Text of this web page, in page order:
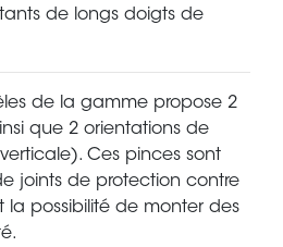
de longs doigts de
de la gamme propose 2
que 2 orientations de
Ces pinces sont
joints de protection contre
la possibilité de monter des